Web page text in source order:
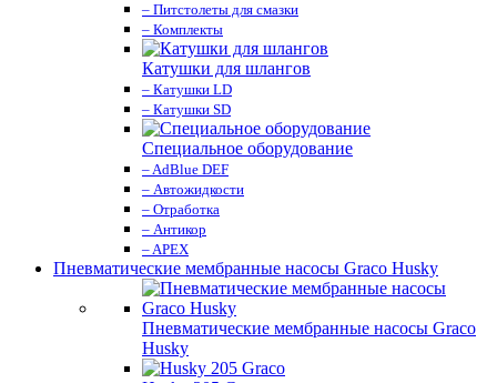
– Питстолеты для смазки
– Комплекты
Катушки для шлангов
– Катушки LD
– Катушки SD
Специальное оборудование
– AdBlue DEF
– Автожидкости
– Отработка
– Антикор
– APEX
Пневматические мембранные насосы Graco Husky
Пневматические мембранные насосы Graco
Husky